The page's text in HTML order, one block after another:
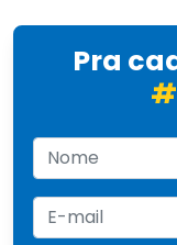
Pra